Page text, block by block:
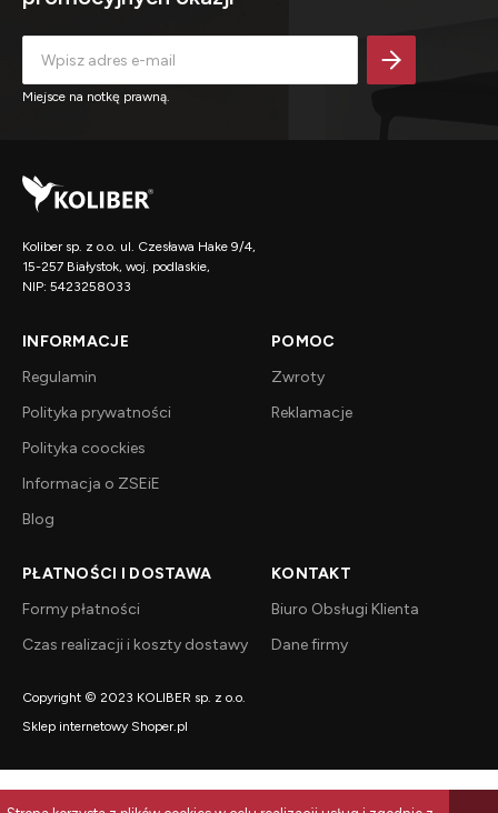
Miejsce na notkę prawną.
Koliber sp. z o.o. ul. Czesława Hake 9/4,
15-257 Białystok, woj. podlaskie,
NIP: 5423258033
INFORMACJE
Regulamin
Polityka prywatności
Polityka coockies
Informacja o ZSEiE
Blog
POMOC
Zwroty
Reklamacje
PŁATNOŚCI I DOSTAWA
Formy płatności
Czas realizacji i koszty dostawy
KONTAKT
Biuro Obsługi Klienta
Dane firmy
Copyright © 2023 KOLIBER sp. z o.o.
Sklep internetowy Shoper.pl